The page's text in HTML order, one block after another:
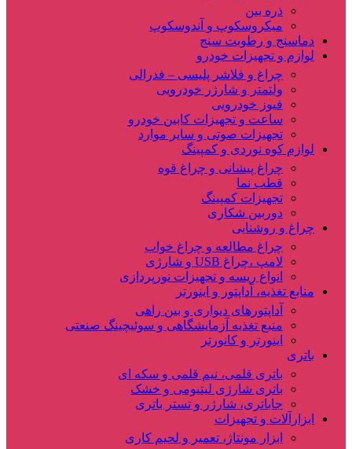
ذره بین
میکروسکوپ و آندوسکوپ
دماسنج و رطوبت سنج
لوازم و تجهیزات خودرو
چراغ و فلاشر پلیسی – فدرالی
ولتمتر و شارژر خودرویی
فیوز خودرویی
ساعت و تجهیزات کابین خودرو
تجهیزات صوتی و سایر موارد
لوازم کوه نوردی و کمپینگ
چراغ پیشانی و چراغ قوه
قطب نما
تجهیزات کمپینگ
دوربین شکاری
چراغ و روشنایی
چراغ مطالعه و چراغ خواب
لامپ ،چراغ USB و شارژی
انواع ریسه و تجهیزات نورپردازی
منابع تغذیه، آداپتور و اینورتر
آداپتورهای دیواری و بین راهی
منبع تغذیه آزمایشگاهی و سوئیچینگ صنعتی
اینورتر و کانورتر
باتری
باتری قلمی، نیم قلمی و سکه ای
باتری شارژی لیتیومی و خشک
جاباتری، شارژر و تستر باتری
ابزارآلات و تجهیزات
ابزار مونتاژ، تعمیر و لحیم کاری